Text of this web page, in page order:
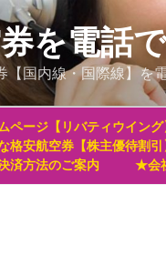
を電話
【国内線・国際線】を
ージ【リバティウイング
安航空券【株主優待割引
済方法のご案内
★会